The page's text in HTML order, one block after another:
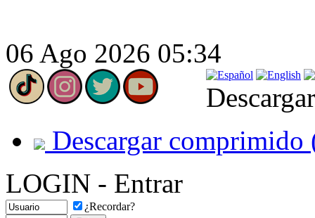
06 Ago 2026 05:34
Descargar comprimido
LOGIN - Entrar
¿Recordar?